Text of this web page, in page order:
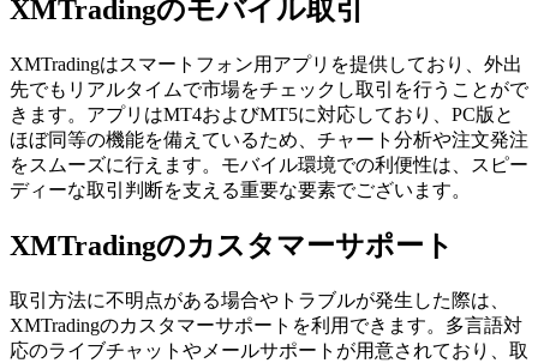
XMTradingのモバイル取引
XMTradingはスマートフォン用アプリを提供しており、外出
先でもリアルタイムで市場をチェックし取引を行うことがで
きます。アプリはMT4およびMT5に対応しており、PC版と
ほぼ同等の機能を備えているため、チャート分析や注文発注
をスムーズに行えます。モバイル環境での利便性は、スピー
ディーな取引判断を支える重要な要素でございます。
XMTradingのカスタマーサポート
取引方法に不明点がある場合やトラブルが発生した際は、
XMTradingのカスタマーサポートを利用できます。多言語対
応のライブチャットやメールサポートが用意されており、取